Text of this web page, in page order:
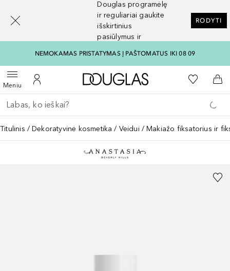
Douglas programėlę
ir reguliariai gaukite
išskirtinius
pasiūlymus ir
RODYTI
NEMOKAMAS PRISTATYMAS Į PAŠTOMATUS IKI 08 09
MeniuAtidaryti meniuĮ mano paskyrą
Į Douglas pagrindinį
Į mano
Į
Grįžk atgal
Vykdykite paiešką
Titulinis Dekoratyvinė kosmetika Veidui Makiažo fiksatorius ir
[navigation.slideout.screenreader]